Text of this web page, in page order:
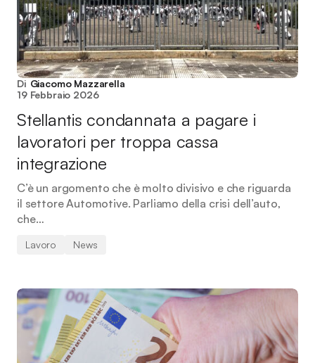
Di Giacomo Mazzarella
19 Febbraio 2026
Stellantis condannata a pagare i
lavoratori per troppa cassa
integrazione
C’è un argomento che è molto divisivo e che riguarda
il settore Automotive. Parliamo della crisi dell’auto,
che…
Lavoro News